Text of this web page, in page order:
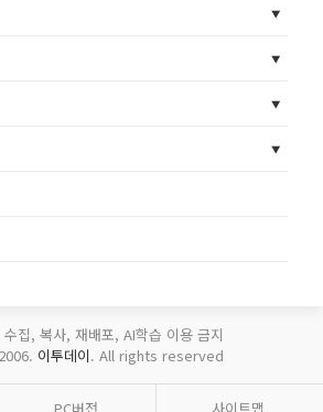
집, 복사, 재배포, AI학습 이용 금지
이투데이. All rights reserved
PC버전 사이트맵